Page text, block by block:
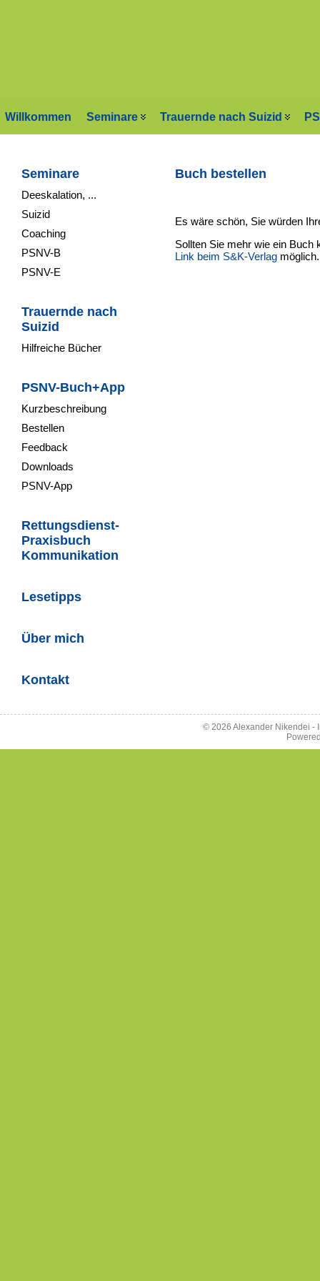
Willkommen Seminare Trauernde nach Suizid
Seminare
Deeskalation, ...
Suizid
Coaching
PSNV-B
PSNV-E
Trauernde nach
Suizid
Hilfreiche Bücher
PSNV-Buch+App
Kurzbeschreibung
Bestellen
Feedback
Downloads
PSNV-App
Rettungsdienst-
Praxisbuch
Kommunikation
Lesetipps
Über mich
Kontakt
Buch bestellen
Es wäre schön, Sie würden
Sollten Sie mehr wie ein Buch
Link beim S&K-Verlag möglich.
© 2026 Alexander Nikendei -